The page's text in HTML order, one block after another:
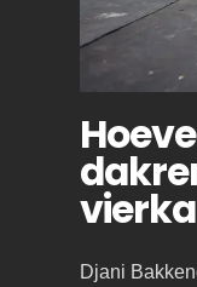
Posted
Djani